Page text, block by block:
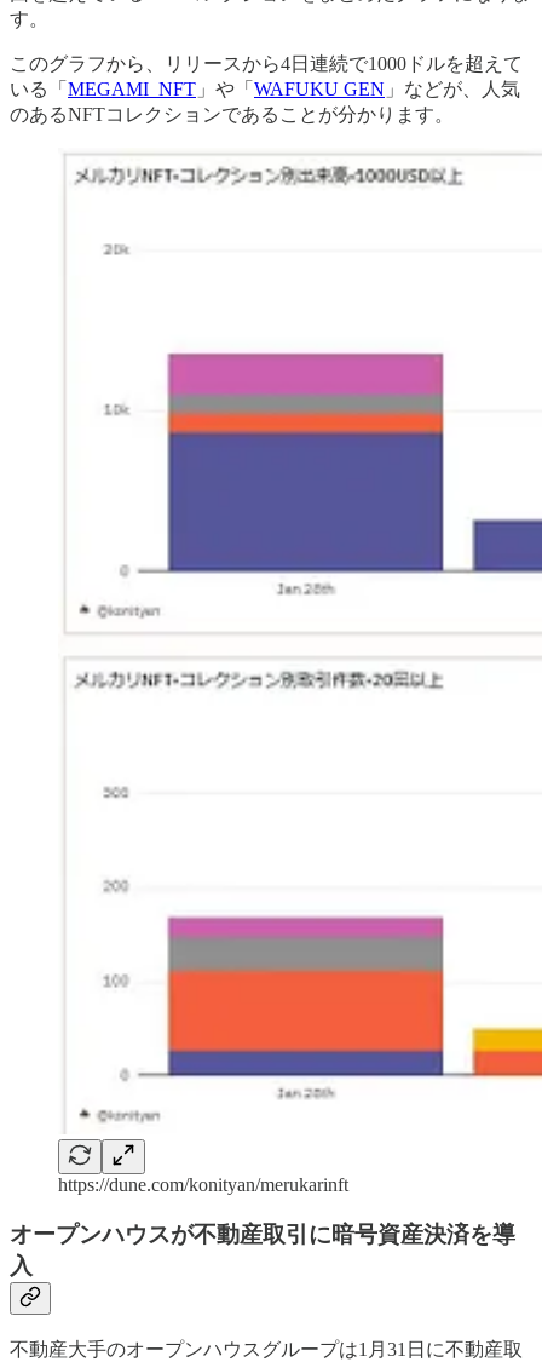
す。
このグラフから、リリースから4日連続で1000ドルを超えて
いる「 MEGAMI_NFT 」や「 WAFUKU GEN 」などが、人気
のあるNFTコレクションであることが分かります。
https://dune.com/konityan/merukarinft
オープンハウスが不動産取引に暗号資産決済を導
入
不動産大手のオープンハウスグループは1月31日に不動産取